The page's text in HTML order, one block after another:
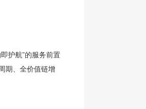
护航”的服务前置
期、全价值链增